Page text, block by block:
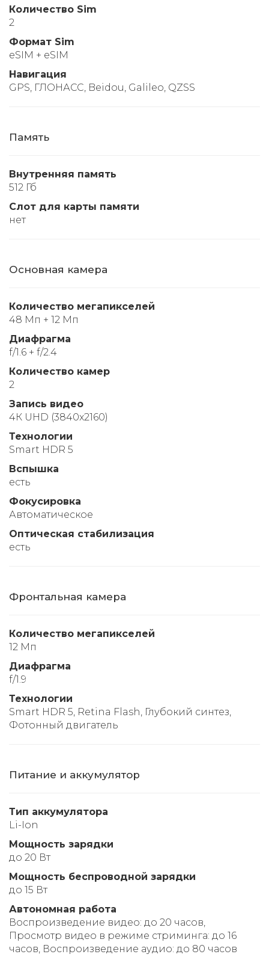
Количество Sim
2
Формат Sim
eSIM + eSIM
Навигация
GPS, ГЛОНАСС, Beidou, Galileo, QZSS
Память
Внутренняя память
512 Гб
Слот для карты памяти
нет
Основная камера
Количество мегапикселей
48 Мп + 12 Мп
Диафрагма
f/1.6 + f/2.4
Количество камер
2
Запись видео
4К UHD (3840x2160)
Технологии
Smart HDR 5
Вспышка
есть
Фокусировка
Автоматическое
Оптическая стабилизация
есть
Фронтальная камера
Количество мегапикселей
12 Мп
Диафрагма
f/1.9
Технологии
Smart HDR 5, Retina Flash, Глубокий синтез,
Фотонный двигатель
Питание и аккумулятор
Тип аккумулятора
Li-Ion
Мощность зарядки
до 20 Вт
Мощность беспроводной зарядки
до 15 Вт
Автономная работа
Воспроизве­дение видео: до 20 часов,
Просмотр видео в режиме стриминга: до 16
часов, Воспроизве­дение аудио: до 80 часов